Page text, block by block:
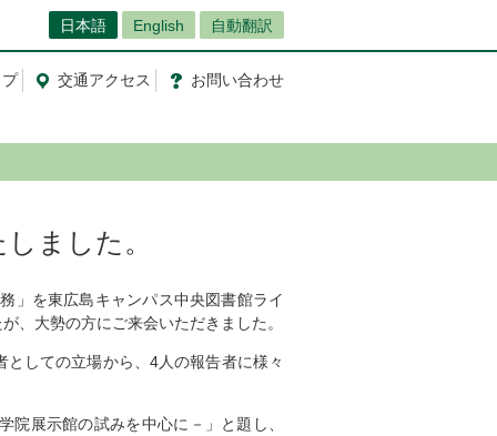
日本語 English 自動翻訳
交通アクセス お問い合わせ
ました。
を東広島キャンパス中央図書館ライ
、大勢の方にご来会いただきました。
しての立場から、4人の報告者に様々
展示館の試みを中心に－」と題し、